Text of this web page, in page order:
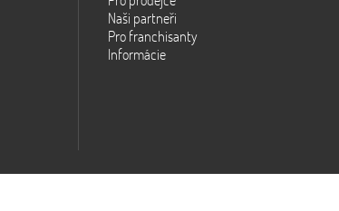
Naši partneři
Pro franchisanty
Informácie